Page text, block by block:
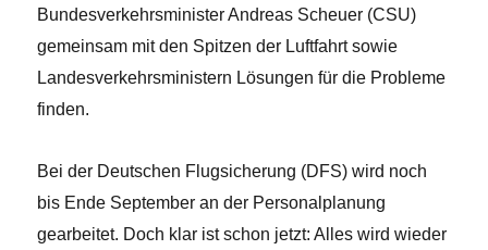
Bundesverkehrsminister Andreas Scheuer (CSU)
gemeinsam mit den Spitzen der Luftfahrt sowie
Landesverkehrsministern Lösungen für die Probleme
finden.
Bei der Deutschen Flugsicherung (DFS) wird noch
bis Ende September an der Personalplanung
gearbeitet. Doch klar ist schon jetzt: Alles wird wieder